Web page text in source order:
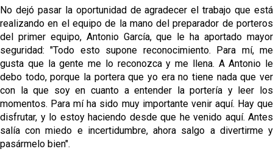
No dejó pasar la oportunidad de agradecer el trabajo que está
realizando en el equipo de la mano del preparador de porteros
del primer equipo, Antonio García, que le ha aportado mayor
seguridad: "Todo esto supone reconocimiento. Para mí, me
gusta que la gente me lo reconozca y me llena. A Antonio le
debo todo, porque la portera que yo era no tiene nada que ver
con la que soy en cuanto a entender la portería y leer los
momentos. Para mí ha sido muy importante venir aquí. Hay que
disfrutar, y lo estoy haciendo desde que he venido aquí. Antes
salía con miedo e incertidumbre, ahora salgo a divertirme y
pasármelo bien".